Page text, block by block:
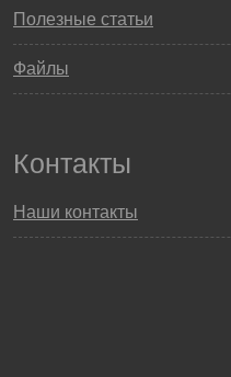
Полезные статьи
Файлы
Контакты
Наши контакты